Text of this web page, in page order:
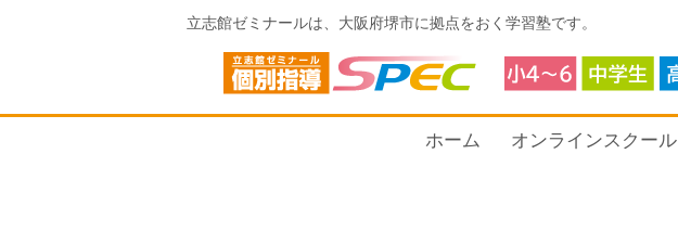
立志館ゼミナールは、大阪府堺市に拠点をおく学習塾です。
ホーム オンラインスクール